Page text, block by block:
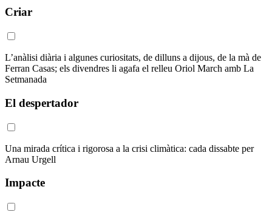
Criar
L’anàlisi diària i algunes curiositats, de dilluns a dijous, de la mà de
Ferran Casas; els divendres li agafa el relleu Oriol March amb La
Setmanada
El despertador
Una mirada crítica i rigorosa a la crisi climàtica: cada dissabte per
Arnau Urgell
Impacte